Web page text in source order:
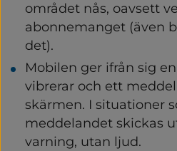
området nås, oavsett
abonnemanget (även
det).
Mobilen ger ifrån sig
vibrerar och ett
skärmen. I situationer
meddelandet skickas
varning, utan ljud.